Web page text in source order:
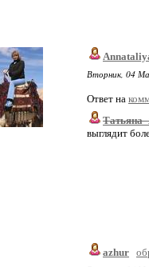
Вторник, 04
Ответ на
выглядит
azhur